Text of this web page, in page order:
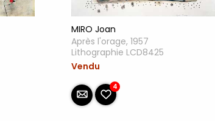
MIRO Joan
Après l'orage, 1957
Lithographie LCD8425
Vendu
4